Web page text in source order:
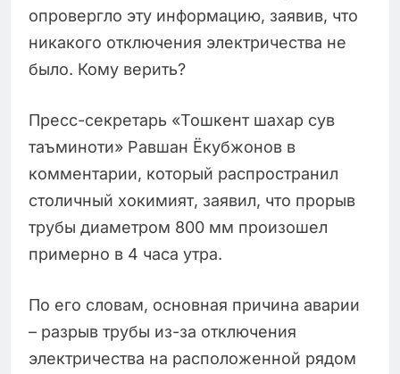
опровергло эту информацию, заявив, что
никакого отключения электричества не
было. Кому верить?
Пресс-секретарь «Тошкент шахар сув
таъминоти» Равшан Ёкубжонов в
комментарии, который распространил
столичный хокимият, заявил, что прорыв
трубы диаметром 800 мм произошел
примерно в 4 часа утра.
По его словам, основная причина аварии
– разрыв трубы из-за отключения
электричества на расположенной рядом